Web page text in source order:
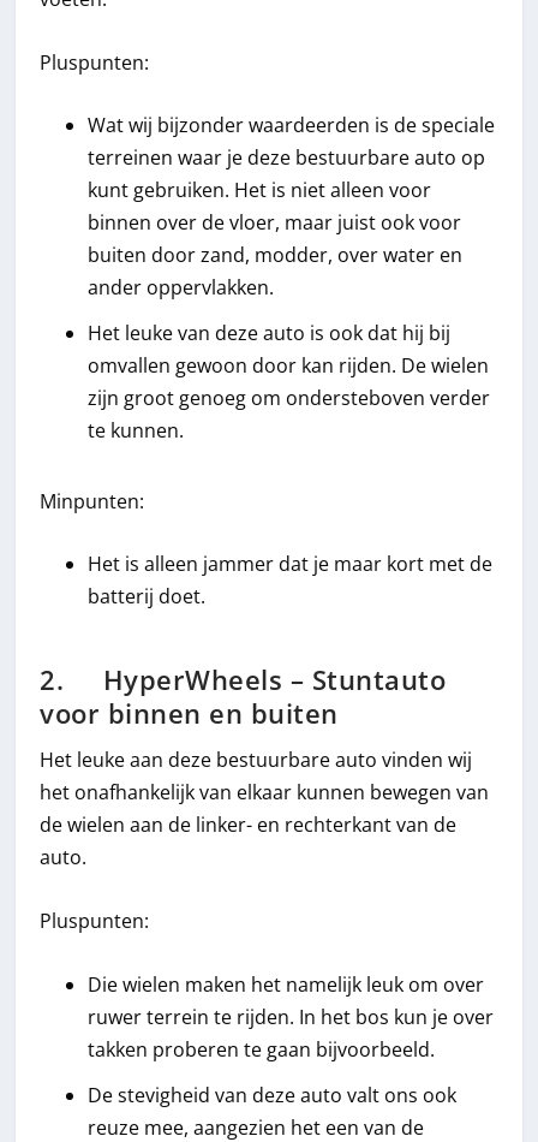
Pluspunten:
Wat wij bijzonder waardeerden is de speciale
terreinen waar je deze bestuurbare auto op
kunt gebruiken. Het is niet alleen voor
binnen over de vloer, maar juist ook voor
buiten door zand, modder, over water en
ander oppervlakken.
Het leuke van deze auto is ook dat hij bij
omvallen gewoon door kan rijden. De wielen
zijn groot genoeg om ondersteboven verder
te kunnen.
Minpunten:
Het is alleen jammer dat je maar kort met de
batterij doet.
2. HyperWheels – Stuntauto
voor binnen en buiten
Het leuke aan deze bestuurbare auto vinden wij
het onafhankelijk van elkaar kunnen bewegen van
de wielen aan de linker- en rechterkant van de
auto.
Pluspunten:
Die wielen maken het namelijk leuk om over
ruwer terrein te rijden. In het bos kun je over
takken proberen te gaan bijvoorbeeld.
De stevigheid van deze auto valt ons ook
reuze mee, aangezien het een van de